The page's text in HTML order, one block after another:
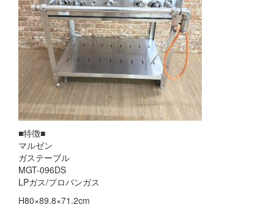
■特徴■
マルゼン
ガステーブル
MGT-096DS
LPガス/プロパンガス
H80×89.8×71.2cm